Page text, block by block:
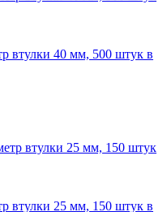
втулки 40 мм, 500 штук в
втулки 25 мм, 150 штук в